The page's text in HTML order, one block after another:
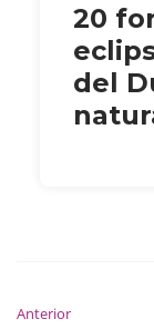
20
del
Anterior